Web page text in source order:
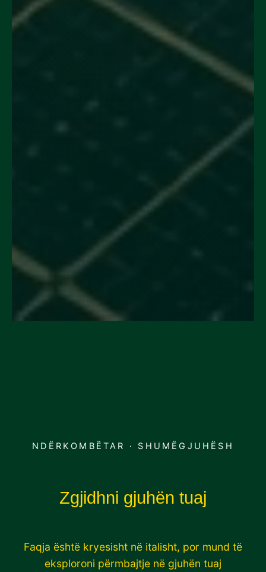
NDËRKOMBËTAR · SHUMËGJUHËSH
Zgjidhni gjuhën tuaj
Faqja është kryesisht në italisht, por mund të
eksploroni përmbajtje në gjuhën tuaj